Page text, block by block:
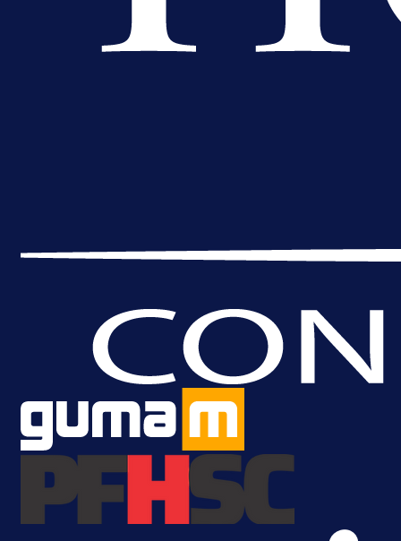
A Selekcija
Brat Kerima Alajbegovića pozvan
reprezentaciju Njemačke!
1 dan 7 h
Više vijesti